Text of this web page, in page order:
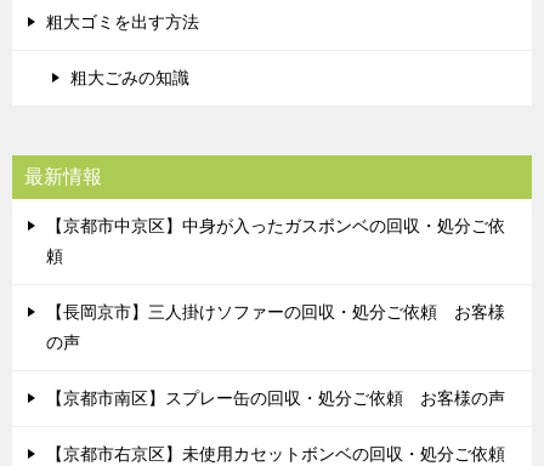
粗大ゴミを出す方法
粗大ごみの知識
最新情報
【京都市中京区】中身が入ったガスボンベの回収・処分ご依
頼
【長岡京市】三人掛けソファーの回収・処分ご依頼 お客様
の声
【京都市南区】スプレー缶の回収・処分ご依頼 お客様の声
【京都市右京区】未使用カセットボンベの回収・処分ご依頼